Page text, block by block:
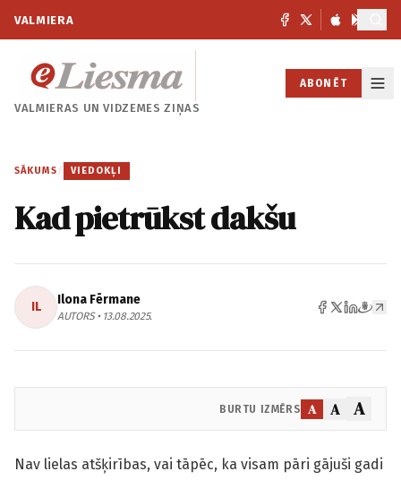
VALMIERA
VALMIERAS UNVIDZEMES ZIŅAS
ABONĒT
SĀKUMS / VIEDOKĻI
Kad pietrūkst dakšu
IL Ilona Fērmane
AUTORS • 13.08.2025.
BURTU IZMĒRS A A A
Nav lielas atšķirības, vai tāpēc, ka visam pāri gājuši gadi